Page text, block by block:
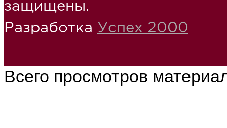
защищены.
Разработка Успех 2000
Всего просмотров